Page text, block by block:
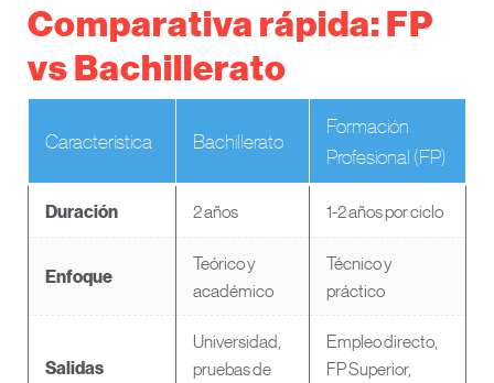
Comparativa rápida: FP
vs Bachillerato
Característica Bachillerato
Formación
Profesional (FP)
Duración 2 años 1-2 años por ciclo
Enfoque
Teórico y
académico
Técnico y
práctico
Salidas
Universidad,
pruebas de
Empleo directo,
FP Superior,